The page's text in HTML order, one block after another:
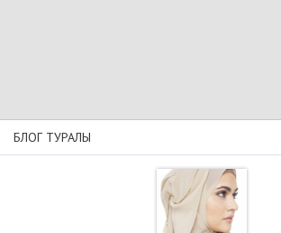
БЛОГ ТУРАЛЫ